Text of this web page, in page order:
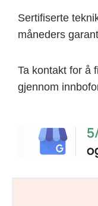
Sertifiserte
måneders
Ta kontakt for å
gjennom